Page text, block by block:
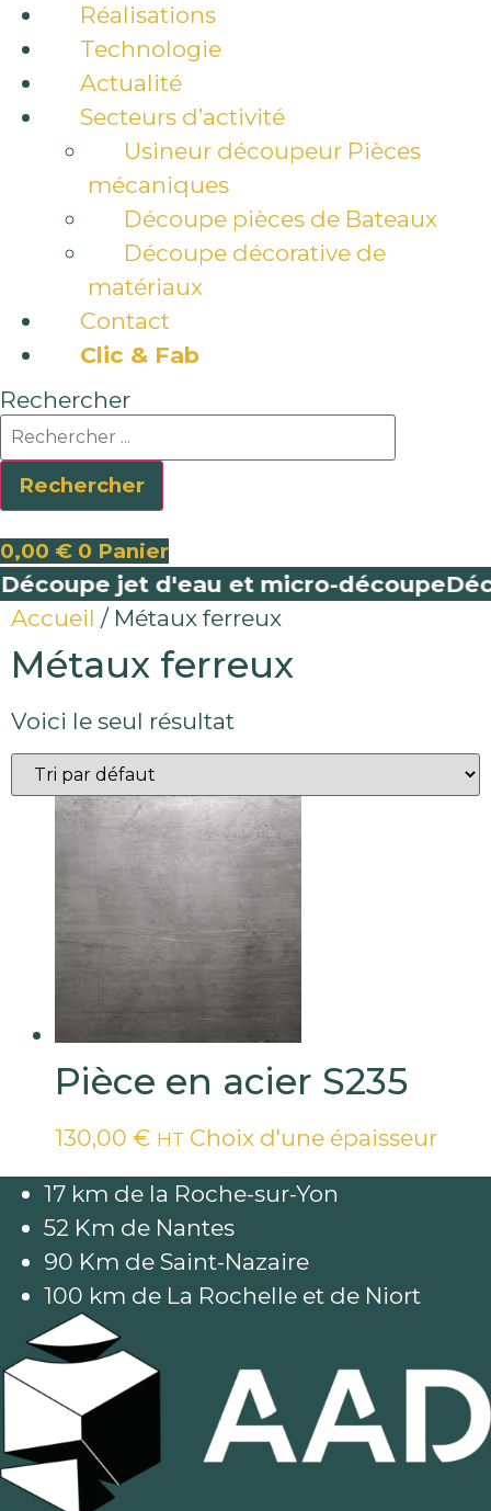
Réalisations
Technologie
Actualité
Secteurs d’activité
Usineur découpeur Pièces
mécaniques
Découpe pièces de Bateaux
Découpe décorative de
matériaux
Contact
Clic & Fab
Rechercher
Rechercher
0,00 € 0 Panier
jet d'eau et micro-découpe
Accueil / Métaux ferreux
Métaux ferreux
Voici le seul résultat
Pièce en acier S235
130,00 € HT Choix d'une épaisseurCe
être
17 km de la Roche-sur-Yon
52 Km de Nantes
90 Km de Saint-Nazaire
100 km de La Rochelle et de Niort